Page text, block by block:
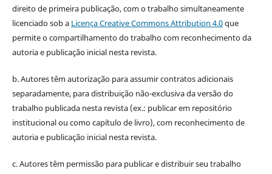
direito de primeira publicação, com o trabalho simultaneamente
licenciado sob a Licença Creative Commons Attribution 4.0que
permite o compartilhamento do trabalho com reconhecimento da
autoria e publicação inicial nesta revista.
b. Autores têm autorização para assumir contratos adicionais
separadamente, para distribuição não-exclusiva da versão do
trabalho publicada nesta revista (ex.: publicar em repositório
institucional ou como capítulo de livro), com reconhecimento de
autoria e publicação inicial nesta revista.
c. Autores têm permissão para publicar e distribuir seu trabalho